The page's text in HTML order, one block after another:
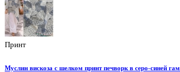
Принт
Муслин вискоза с шелком принт печворк в серо-синей